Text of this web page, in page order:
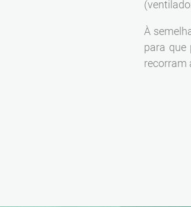
À
para que
recorram